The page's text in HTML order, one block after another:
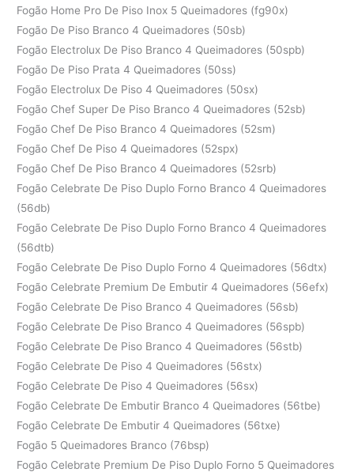
Fogão Home Pro De Piso Inox 5 Queimadores (fg90x)
Fogão De Piso Branco 4 Queimadores (50sb)
Fogão Electrolux De Piso Branco 4 Queimadores (50spb)
Fogão De Piso Prata 4 Queimadores (50ss)
Fogão Electrolux De Piso 4 Queimadores (50sx)
Fogão Chef Super De Piso Branco 4 Queimadores (52sb)
Fogão Chef De Piso Branco 4 Queimadores (52sm)
Fogão Chef De Piso 4 Queimadores (52spx)
Fogão Chef De Piso Branco 4 Queimadores (52srb)
Fogão Celebrate De Piso Duplo Forno Branco 4 Queimadores
(56db)
Fogão Celebrate De Piso Duplo Forno Branco 4 Queimadores
(56dtb)
Fogão Celebrate De Piso Duplo Forno 4 Queimadores (56dtx)
Fogão Celebrate Premium De Embutir 4 Queimadores (56efx)
Fogão Celebrate De Piso Branco 4 Queimadores (56sb)
Fogão Celebrate De Piso Branco 4 Queimadores (56spb)
Fogão Celebrate De Piso Branco 4 Queimadores (56stb)
Fogão Celebrate De Piso 4 Queimadores (56stx)
Fogão Celebrate De Piso 4 Queimadores (56sx)
Fogão Celebrate De Embutir Branco 4 Queimadores (56tbe)
Fogão Celebrate De Embutir 4 Queimadores (56txe)
Fogão 5 Queimadores Branco (76bsp)
Fogão Celebrate Premium De Piso Duplo Forno 5 Queimadores